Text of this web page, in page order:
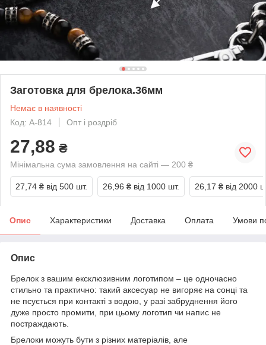
Заготовка для брелока.36мм
Немає в наявності
Код: A-814
Опт і роздріб
27,88 ₴
Мінімальна сума замовлення на сайті — 200 ₴
27,74 ₴ від 500 шт. 26,96 ₴ від 1000 шт. 26,17 ₴ від 2000
Опис Характеристики Доставка Оплата Умови
Опис
Брелок з вашим ексклюзивним логотипом – це одночасно
стильно та практично: такий аксесуар не вигоряє на сонці та
не псується при контакті з водою, у разі забруднення його
дуже просто промити, при цьому логотип чи напис не
постраждають.
Брелоки можуть бути з різних матеріалів, але